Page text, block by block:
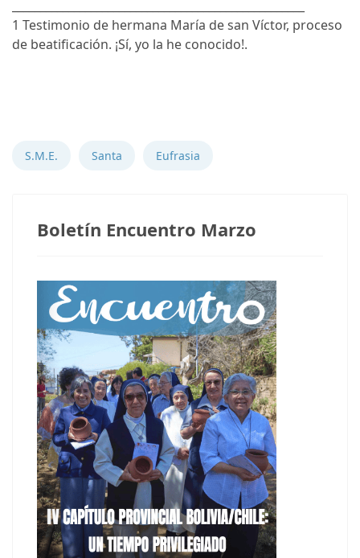
1 Testimonio de hermana María de san Víctor, proceso
de beatificación. ¡Sí, yo la he conocido!.
S.M.E. Santa Eufrasia
Boletín Encuentro Marzo